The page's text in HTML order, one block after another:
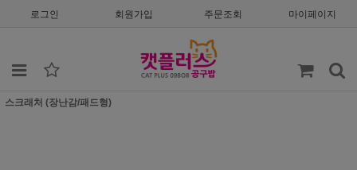
로그인 회원가입 주문조회 마이페이지
스크래처 (장난감/패드형)